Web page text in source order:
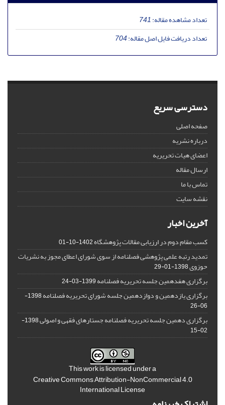
تعداد مشاهده مقاله:741
تعداد دریافت فایل اصل مقاله:704
دسترسی سریع
صفحه اصلی
درباره نشریه
اعضای هیات تحریریه
ارسال مقاله
تماس با ما
نقشه سایت
آخرین اخبار
کسب مقام دوم در ارزیابی مقالات پژوهشگاه1402-10-01
تمدید رتبه علمی پژوهشی فصلنامه از سوی شورای اعطای مجوز به نشریات
حوزوی1398-01-29
برگزاری هفدهمین جلسه تحریریه فصلنامه1399-03-24
برگزاری یازدهمین و دوازدهمین جلسه شورای تحریریه فصلنامه
1398-
06-26
برگزاری دهمین جلسه تحریریه فصلنامه جستارهای فقهی و اصولی
1398-
02-15
This work is licensed under a
Creative Commons Attribution-NonCommercial 4.0
International License